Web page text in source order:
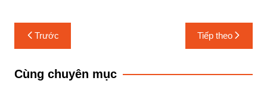
Điều
hướng
bài
Trước Tiếp theo
Cùng chuyên mục